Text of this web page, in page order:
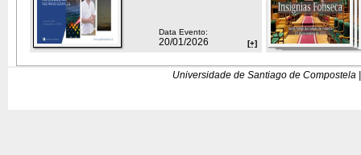
Data Evento:
20/01/2026 [+]
Universidade de Santiago de